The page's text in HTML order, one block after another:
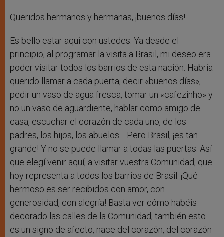
Queridos hermanos y hermanas, ¡buenos días!
Es bello estar aquí con ustedes. Ya desde el
principio, al programar la visita a Brasil, mi deseo era
poder visitar todos los barrios de esta nación. Habría
querido llamar a cada puerta, decir «buenos días»,
pedir un vaso de agua fresca, tomar un «cafezinho» y
no un vaso de aguardiente, hablar como amigo de
casa, escuchar el corazón de cada uno, de los
padres, los hijos, los abuelos… Pero Brasil, ¡es tan
grande! Y no se puede llamar a todas las puertas. Así
que elegí venir aquí, a visitar vuestra Comunidad, que
hoy representa a todos los barrios de Brasil. ¡Qué
hermoso es ser recibidos con amor, con
generosidad, con alegría! Basta ver cómo habéis
decorado las calles de la Comunidad; también esto
es un signo de afecto, nace del corazón, del corazón